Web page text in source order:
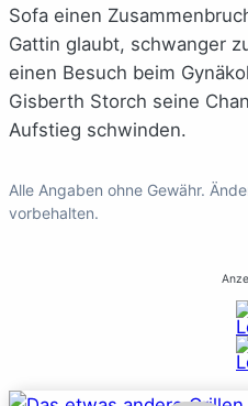
Sofa einen
Gattin glaubt, schwanger
einen Besuch beim
Gisberth Storch seine
Aufstieg schwinden.
Alle Angaben ohne Gewähr.
vorbehalten.